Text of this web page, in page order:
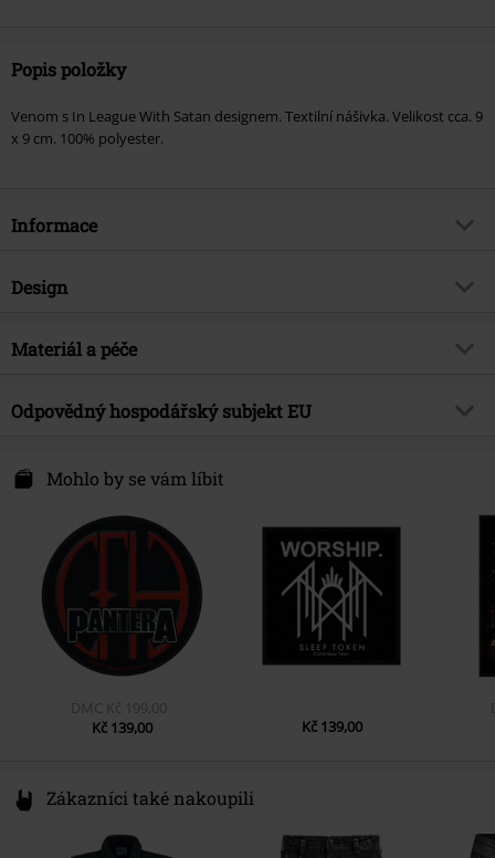
Popis položky
Venom s In League With Satan designem. Textilní nášivka. Velikost cca. 9
x 9 cm. 100% polyester.
Informace
Zboží č.
Hudební žánr
Kapela
Venom
Design
Typ výrobku
Materiál a péče
Vrchní materiál 100% polyester
Odpovědný hospodářský subjekt EU
P4AX
The Black Church, St Mary´s Place
EUAR@ie.ia-net.com
Mohlo by se vám líbit
DMC Kč 199,00
Kč 139,00
Kč 139,00
Zákazníci také nakoupili